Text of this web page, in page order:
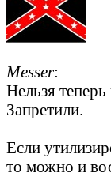
Messer:
Нельзя теперь
Запретили.
Если
то можно и